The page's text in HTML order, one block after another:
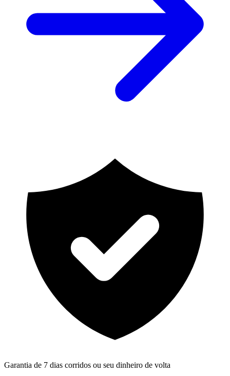
Garantia de 7 dias corridos ou seu dinheiro de volta